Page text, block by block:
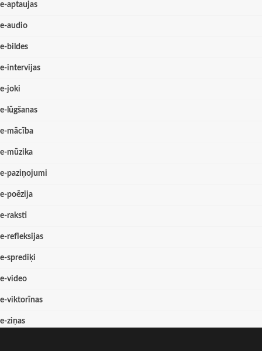
e-aptaujas
e-audio
e-bildes
e-intervijas
e-joki
e-lūgšanas
e-mācība
e-mūzika
e-paziņojumi
e-poēzija
e-raksti
e-refleksijas
e-sprediķi
e-video
e-viktorīnas
e-ziņas